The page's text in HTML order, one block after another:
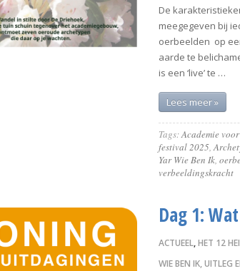
De
meegegeven bij
oerbeelden op
aarde te
is een ‘live’ te …
Lees meer »
Tags:Academie
festival 2025,
Yar Wie Ben Ik,
verbeeldingskracht
Dag 1:
ACTUEEL,HET 12
WIE BEN IK, UITLEG